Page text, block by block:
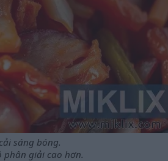
sáng bóng.
phân giải cao hơn.